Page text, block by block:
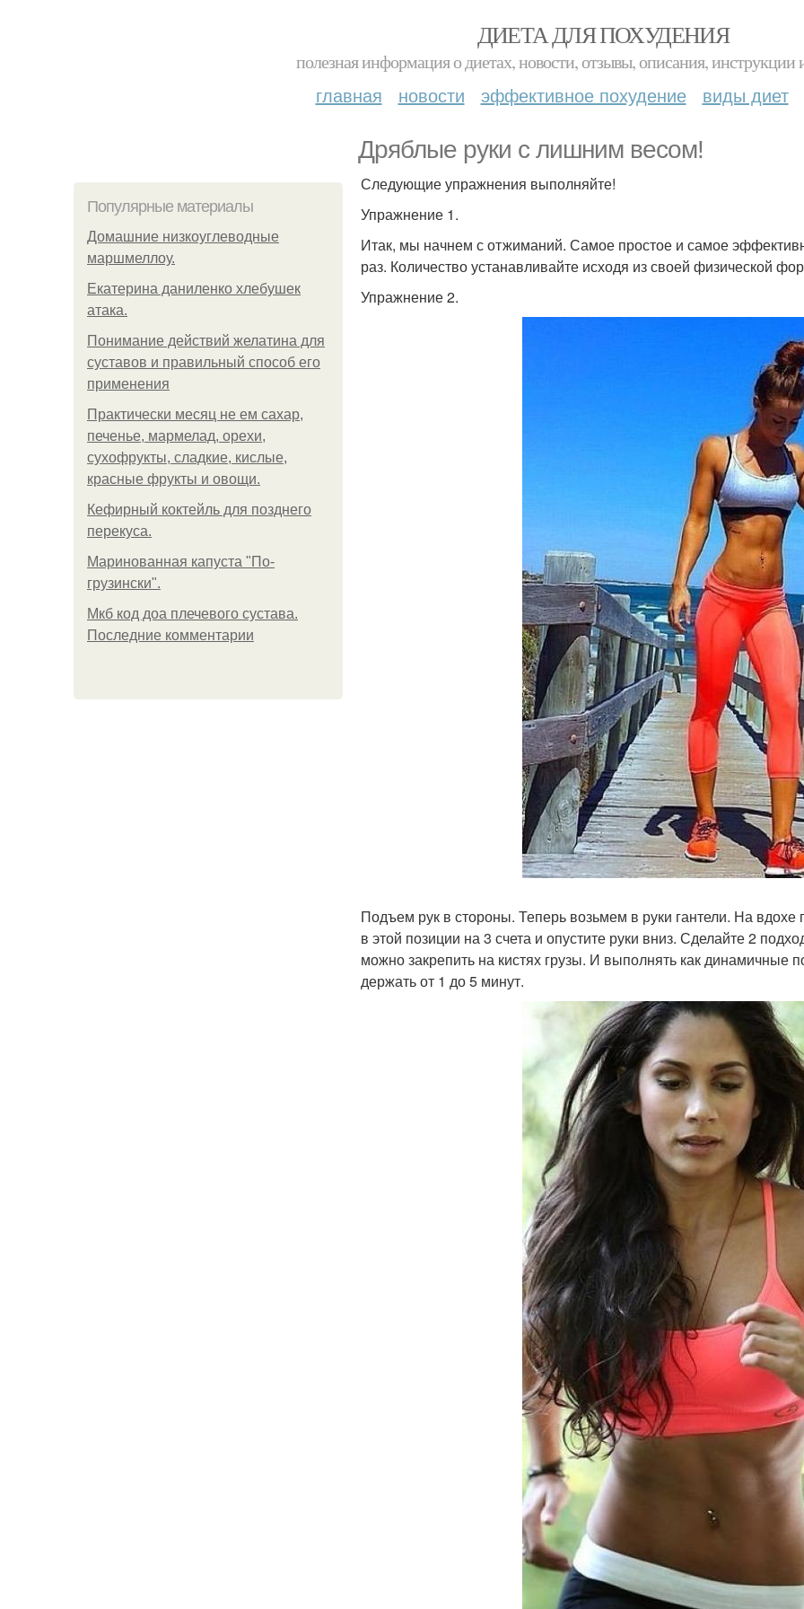
ДИЕТА ДЛЯ ПОХУДЕНИЯ
полезная информация о диетах, новости, отзывы, описания, инструкции
главная новости эффективное похудение виды диет
Дряблые руки с лишним весом!
Популярные материалы
Домашние низкоуглеводные
маршмеллоу.
Екатерина даниленко хлебушек
атака.
Понимание действий желатина для
суставов и правильный способ его
применения
Практически месяц не ем сахар,
печенье, мармелад, орехи,
сухофрукты, сладкие, кислые,
красные фрукты и овощи.
Кефирный коктейль для позднего
перекуса.
Маринованная капуста "По-
грузински".
Мкб код доа плечевого сустава.
Последние комментарии
Следующие упражнения выполняйте!
Упражнение 1.
Итак, мы начнем с отжиманий. Самое простое и самое
раз. Количество устанавливайте исходя из своей физической
Упражнение 2.
Подъем рук в стороны. Теперь возьмем в руки гантели. На
в этой позиции на 3 счета и опустите руки вниз. Сделайте 2
можно закрепить на кистях грузы. И выполнять как динамичные
держать от 1 до 5 минут.